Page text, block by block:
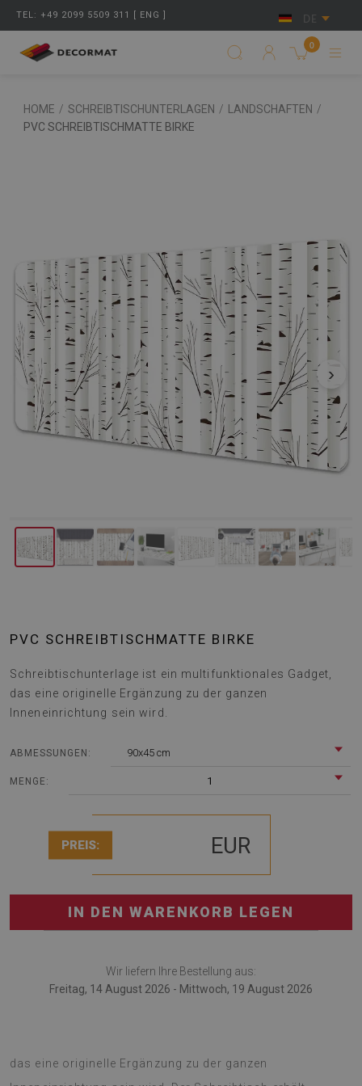
TEL: +49 2099 5509 311 [ ENG ] DE
0
HOME / SCHREIBTISCHUNTERLAGEN / LANDSCHAFTEN /
PVC SCHREIBTISCHMATTE BIRKE
‹ ›
PVC SCHREIBTISCHMATTE BIRKE
Schreibtischunterlage ist ein multifunktionales Gadget,
das eine originelle Ergänzung zu der ganzen
Inneneinrichtung sein wird.
ABMESSUNGEN: 90x45 cm
MENGE: 1
PREIS: EUR
IN DEN WARENKORB LEGEN
Wir liefern Ihre Bestellung aus:
Freitag, 14 August 2026 - Mittwoch, 19 August 2026
das eine originelle Ergänzung zu der ganzen